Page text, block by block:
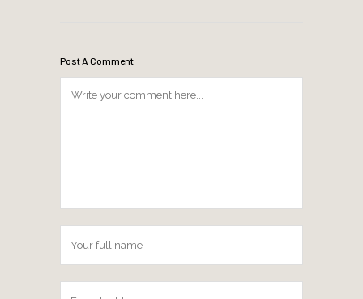
Post A Comment